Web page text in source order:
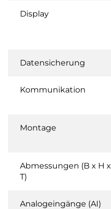
Display
Datensicherung
Kommunikation
Montage
Abmessungen (B x H x
T)
Analogeingänge (AI)